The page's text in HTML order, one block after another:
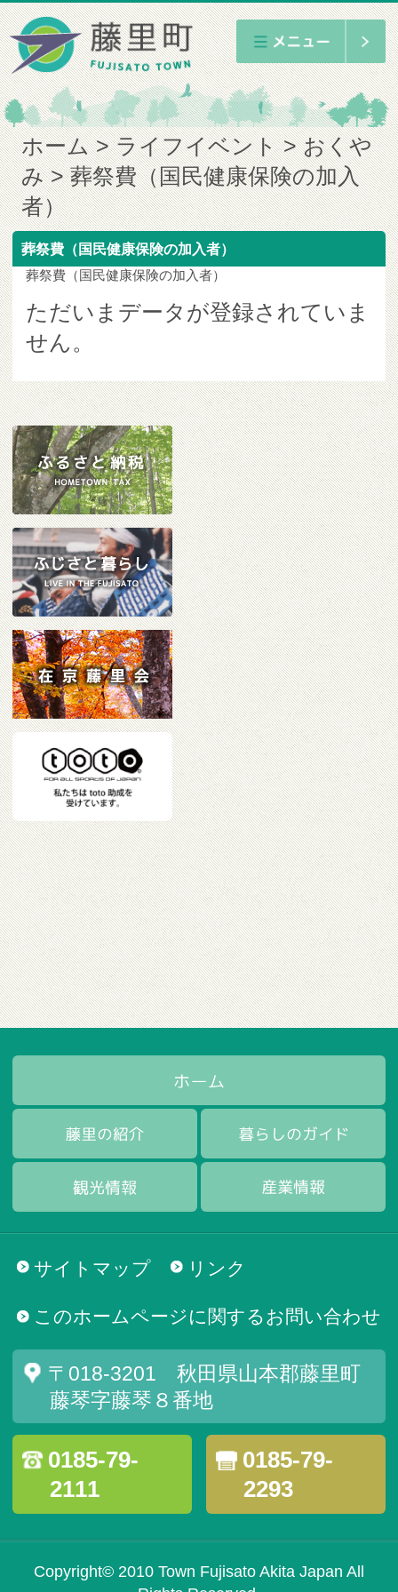
ホーム ライフイベント
おくや
み
葬祭費（国民健康保険の加入
者）
葬祭費（国民健康保険の加入者）
葬祭費（国民健康保険の加入者）
ただいまデータが登録されていま
せん。
サイトマップ リンク
このホームページに関するお問い合わせ
〒018-3201 秋田県山本郡藤里町
藤琴字藤琴８番地
0185-79-
2111
0185-79-
2293
Copyright© 2010 Town Fujisato Akita Japan All